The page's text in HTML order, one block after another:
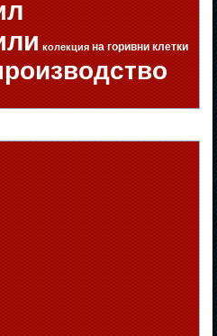
колекция на горивни клетки